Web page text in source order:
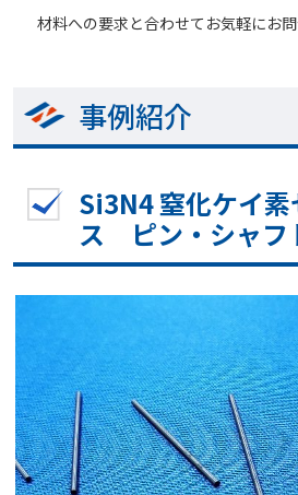
材料への要求と合わせてお気軽にお問
事例紹介
Si3N4 窒化ケイ
ス ピン・シャフ